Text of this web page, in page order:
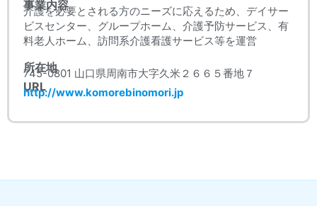
事業内容
介護を必要とされる方のニーズに応えるため、デイサー
ビスセンター、グループホーム、介護予防サービス、有
料老人ホーム、訪問系介護看護サービス等を運営
所在地
745-0801 山口県周南市大字久米２６６５番地７
URL
http://www.komorebinomori.jp